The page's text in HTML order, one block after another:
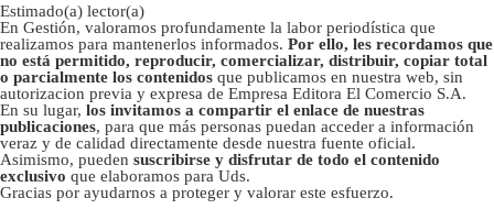
Estimado(a) lector(a)
En Gestión, valoramos profundamente la labor periodística que
realizamos para mantenerlos informados. Por ello, les recordamos que
no está permitido, reproducir, comercializar, distribuir, copiar total
o parcialmente los contenidos que publicamos en nuestra web, sin
autorizacion previa y expresa de Empresa Editora El Comercio S.A.
En su lugar, los invitamos a compartir el enlace de nuestras
publicaciones, para que más personas puedan acceder a información
veraz y de calidad directamente desde nuestra fuente oficial.
Asimismo, pueden suscribirse y disfrutar de todo el contenido
exclusivo que elaboramos para Uds.
Gracias por ayudarnos a proteger y valorar este esfuerzo.